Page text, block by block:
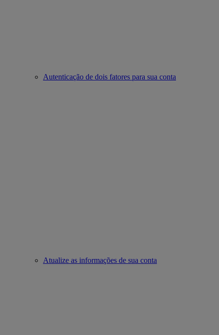
Autenticação de dois fatores para sua conta
Atualize as informações de sua conta